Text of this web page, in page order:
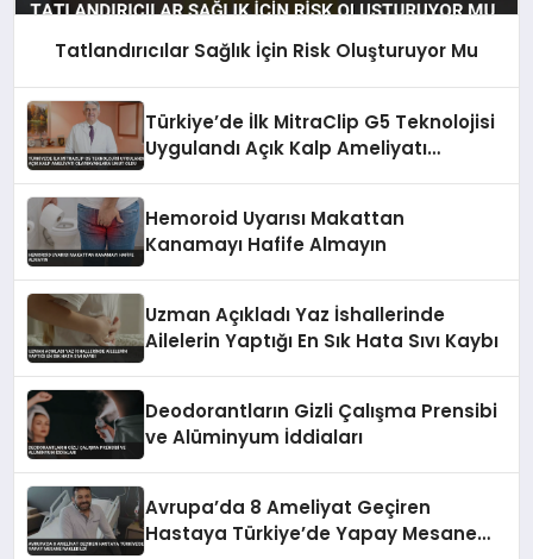
Tatlandırıcılar Sağlık İçin Risk Oluşturuyor Mu
Türkiye’de İlk MitraClip G5 Teknolojisi
Uygulandı Açık Kalp Ameliyatı
Hemoroid Uyarısı Makattan
Kanamayı Hafife Almayın
Uzman Açıkladı Yaz İshallerinde
Ailelerin Yaptığı En Sık Hata Sıvı Kaybı
Deodorantların Gizli Çalışma Prensibi
ve Alüminyum İddiaları
Avrupa’da 8 Ameliyat Geçiren
Hastaya Türkiye’de Yapay Mesane